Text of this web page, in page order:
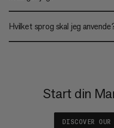
Hvilket sprog skal jeg
Start din
DISCOVER